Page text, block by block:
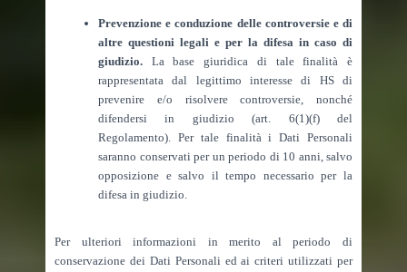
Prevenzione e conduzione delle controversie e di
altre questioni legali e per la difesa in caso di
giudizio. La base giuridica di tale finalità è
rappresentata dal legittimo interesse di HS di
prevenire e/o risolvere controversie, nonché
difendersi in giudizio (art. 6(1)(f) del
Regolamento). Per tale finalità i Dati Personali
saranno conservati per un periodo di 10 anni, salvo
opposizione e salvo il tempo necessario per la
difesa in giudizio.
Per ulteriori informazioni in merito al periodo di
conservazione dei Dati Personali ed ai criteri utilizzati per